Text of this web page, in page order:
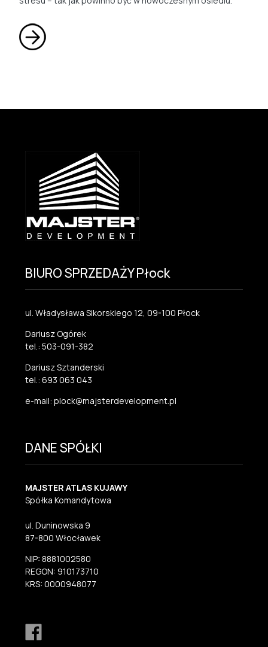
BIURO SPRZEDAŻY Płock
ul. Władysława Sikorskiego 12, 09-100 Płock
Dariusz Ogórek
tel.: 503-091-382
Dariusz Sztanderski
tel.: 693 063 043
e-mail: plock@majsterdevelopment.pl
DANE SPÓŁKI
MAJSTER ATLAS KUJAWY
Spółka Komandytowa
ul. Duninowska 9
87-800 Włocławek
NIP: 8881002580
REGON: 910173710
KRS: 0000948077